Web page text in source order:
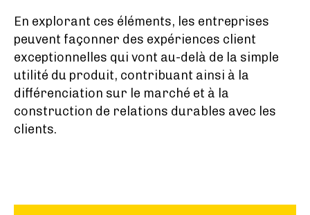
En explorant ces éléments, les entreprises
peuvent façonner des expériences client
exceptionnelles qui vont au-delà de la simple
utilité du produit, contribuant ainsi à la
différenciation sur le marché et à la
construction de relations durables avec les
clients.